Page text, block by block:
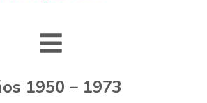
1950 – 1973